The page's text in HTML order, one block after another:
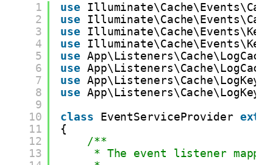
1
2
3
4
5
6
7
8
9
10
11
12
13
use
use
use
use
use
use
use
use
class
EventServiceProvider
{
/**
* The event listener